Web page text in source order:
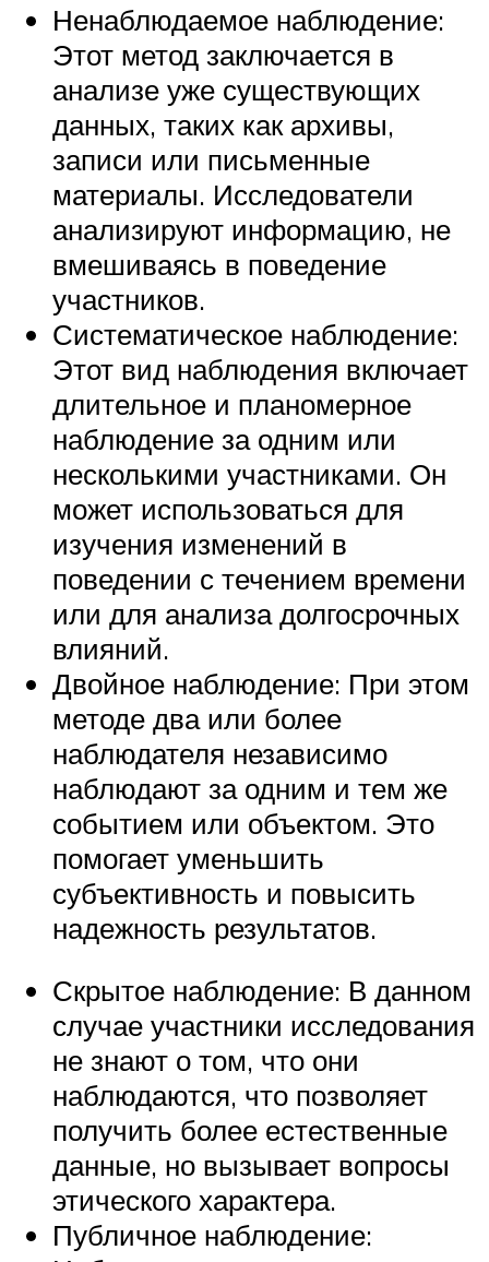
Ненаблюдаемое наблюдение:
Этот метод заключается в
анализе уже существующих
данных, таких как архивы,
записи или письменные
материалы. Исследователи
анализируют информацию, не
вмешиваясь в поведение
участников.
Систематическое наблюдение:
Этот вид наблюдения включает
длительное и планомерное
наблюдение за одним или
несколькими участниками. Он
может использоваться для
изучения изменений в
поведении с течением времени
или для анализа долгосрочных
влияний.
Двойное наблюдение: При этом
методе два или более
наблюдателя независимо
наблюдают за одним и тем же
событием или объектом. Это
помогает уменьшить
субъективность и повысить
надежность результатов.
Скрытое наблюдение: В данном
случае участники исследования
не знают о том, что они
наблюдаются, что позволяет
получить более естественные
данные, но вызывает вопросы
этического характера.
Публичное наблюдение: